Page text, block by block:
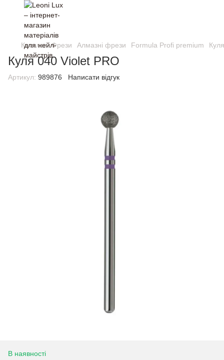
Каталог Фрези Алмазні фрези Formula Profi premium
Куля 040 Violet PRO
Артикул: 989876 Написати відгук
В наявності